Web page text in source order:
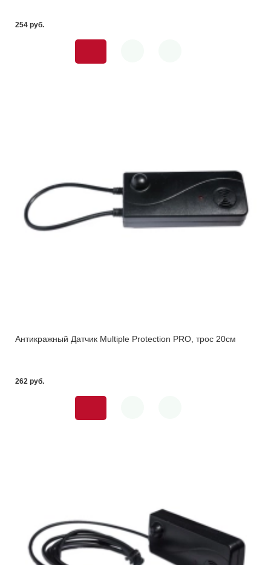
254 pуб.
Антикражный Датчик Multiple Protection PRO, трос 20см
262 pуб.